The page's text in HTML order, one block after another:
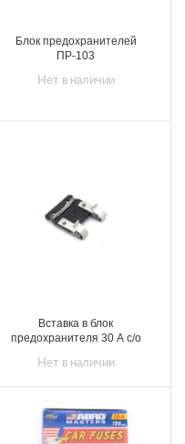
Блок предохранителей
ПР-103
Нет в наличии
Вставка в блок
предохранителя 30 А с/о
Нет в наличии